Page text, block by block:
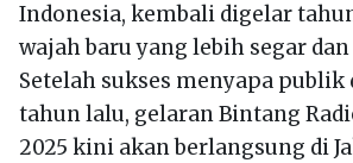
Indonesia, kembali digelar
wajah baru yang lebih segar
Setelah sukses menyapa publik
tahun lalu, gelaran Bintang
2025 kini akan berlangsung di